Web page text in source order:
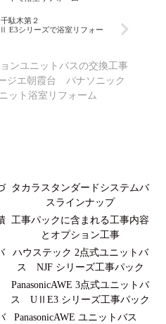
駄木第２
E3シリーズで浴室リフォー
ンユニットバスの交換工事
ジエ朝霞台 パナソニック
ット浴室リフォーム
タカラスタンダードシステムバ
スラインナップ
工事パックに含まれる工事内容
とオプション工事
ハウステック 2点式ユニットバ
ス NJF シリーズ工事パック
PanasonicAWE 3点式ユニットバ
ス UⅡE3 シリーズ工事パック
PanasonicAWE ユニットバス